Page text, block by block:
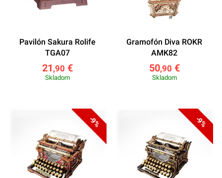
Pavilón Sakura Rolife
TGA07
21 ,90 €
Skladom
Gramofón Diva ROKR
AMK82
50,90 €
Skladom
-9% -9%